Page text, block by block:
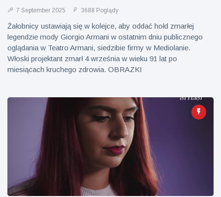
nizinne w
zoo od 14 lat
Mężczyzna z
Florydy
aresztowany
po odpaleniu
fajerwerków
z jadącego
samochodu
16 July
173
7 September 2025 3688 Poglądy
Żałobnicy ustawiają się w kolejce, aby oddać hołd zmarłej
legendzie mody Giorgio Armani w ostatnim dniu publicznego
oglądania w Teatro Armani, siedzibie firmy w Mediolanie.
Włoski projektant zmarł 4 września w wieku 91 lat po
miesiącach kruchego zdrowia. OBRAZKI